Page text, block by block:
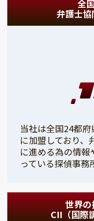
全
弁護士
当社は全国24都
に加盟しており、
に進める為の情
っている探偵事務
世界の
CII（国際